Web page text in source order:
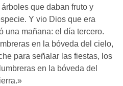
que daban fruto y
Y vio Dios que era
una mañana: el día tercero.
en la bóveda del cielo,
para señalar las fiestas, los
en la bóveda del